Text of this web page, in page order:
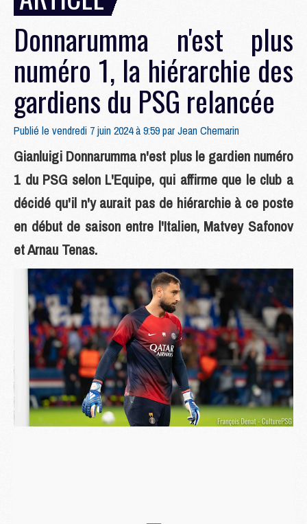
Donnarumma n'est plus
numéro 1, la hiérarchie des
gardiens du PSG relancée
Publié le vendredi 7 juin 2024 à 9:59 parJean Chemarin
Gianluigi Donnarumma n'est plus le gardien numéro
1 du PSG selon L'Equipe, qui affirme que le club a
décidé qu'il n'y aurait pas de hiérarchie à ce poste
en début de saison entre l'Italien, Matvey Safonov
et Arnau Tenas.